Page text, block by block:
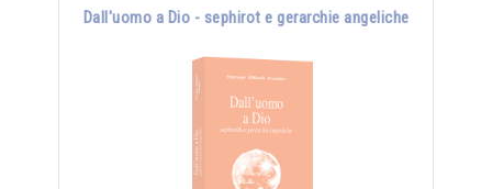
Dall'uomo a Dio - sephirot e gerarchie angeliche